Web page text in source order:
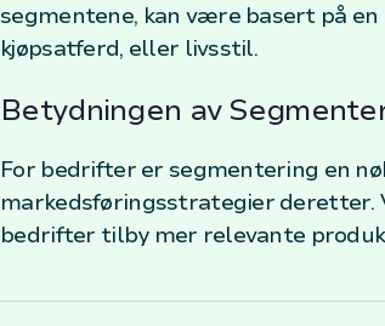
segmentene, kan være basert på
kjøpsatferd, eller livsstil.
Betydningen av
For bedrifter er segmentering en
markedsføringsstrategier deretter.
bedrifter tilby mer relevante